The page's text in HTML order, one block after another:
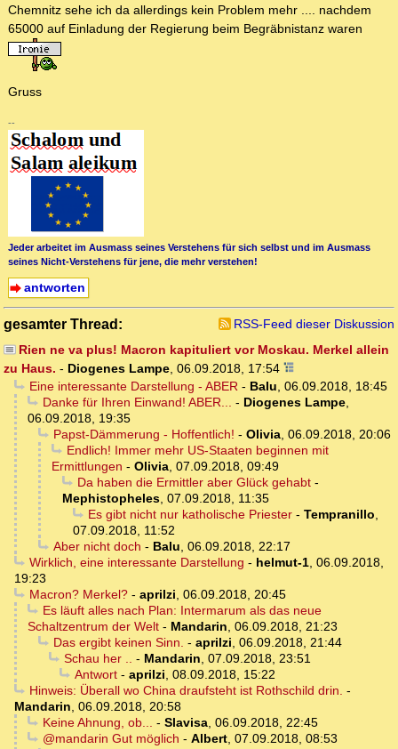
Chemnitz sehe ich da allerdings kein Problem mehr .... nachdem
65000 auf Einladung der Regierung beim Begräbnistanz waren
Gruss
--
Jeder arbeitet im Ausmass seines Verstehens für sich selbst und im Ausmass
seines Nicht-Verstehens für jene, die mehr verstehen!
antworten
gesamter Thread:
RSS-Feed dieser Diskussion
Rien ne va plus! Macron kapituliert vor Moskau. Merkel allein
zu Haus. - Diogenes Lampe, 06.09.2018, 17:54
Eine interessante Darstellung - ABER- Balu, 06.09.2018, 18:45
Danke für Ihren Einwand! ABER... - Diogenes Lampe,
06.09.2018, 19:35
Papst-Dämmerung - Hoffentlich! - Olivia, 06.09.2018, 20:06
Endlich! Immer mehr US-Staaten beginnen mit
Ermittlungen - Olivia, 07.09.2018, 09:49
Da haben die Ermittler aber Glück gehabt-
Mephistopheles, 07.09.2018, 11:35
Es gibt nicht nur katholische Priester- Tempranillo,
07.09.2018, 11:52
Aber nicht doch - Balu, 06.09.2018, 22:17
Wirklich, eine interessante Darstellung - helmut-1, 06.09.2018,
19:23
Macron? Merkel?- aprilzi, 06.09.2018, 20:45
Es läuft alles nach Plan: Intermarum als das neue
Schaltzentrum der Welt - Mandarin, 06.09.2018, 21:23
Das ergibt keinen Sinn. - aprilzi, 06.09.2018, 21:44
Schau her .. - Mandarin, 07.09.2018, 23:51
Antwort- aprilzi, 08.09.2018, 15:22
Hinweis: Überall wo China draufsteht ist Rothschild drin. -
Mandarin, 06.09.2018, 20:58
Keine Ahnung, ob... - Slavisa, 06.09.2018, 22:45
@mandarin Gut möglich - Albert, 07.09.2018, 08:53